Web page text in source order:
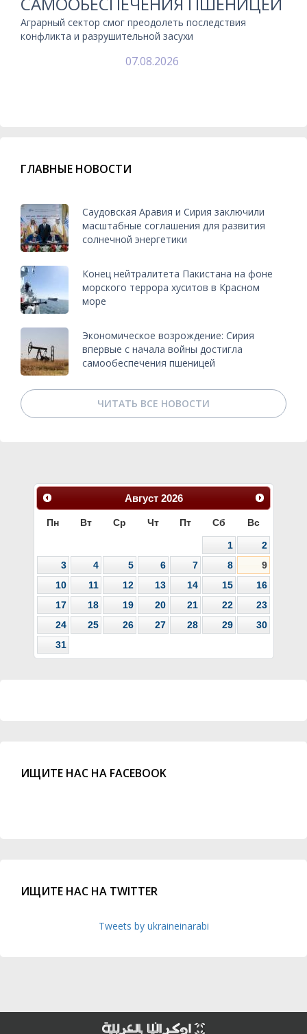
Аграрный сектор смог преодолеть последствия
конфликта и разрушительной засухи
07.08.2026
ГЛАВНЫЕ НОВОСТИ
Саудовская Аравия и Сирия заключили
масштабные соглашения для развития
солнечной энергетики
Конец нейтралитета Пакистана на фоне
морского террора хуситов в Красном
море
Экономическое возрождение: Сирия
впервые с начала войны достигла
самообеспечения пшеницей
ЧИТАТЬ ВСЕ НОВОСТИ
Август 2026
Пн Вт Ср Чт Пт Сб Вс
1
2
3
4 5 6 7 8
9
10
11 12 13 14 15
16
17
18 19 20 21 22
23
24
25 26 27 28 29
30
31
ИЩИТЕ НАС НА FACEBOOK
ИЩИТЕ НАС НА TWITTER
Tweets by ukraineinarabi